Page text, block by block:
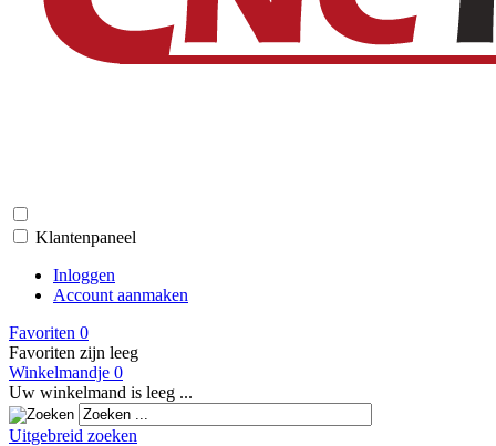
Klantenpaneel
Inloggen
Account aanmaken
Favoriten 0
Favoriten zijn leeg
Winkelmandje 0
Uw winkelmand is leeg ...
Uitgebreid zoeken